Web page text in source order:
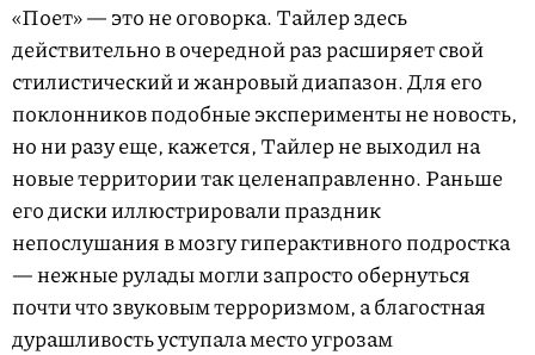
«Поет» — это не оговорка. Тайлер здесь
действительно в очередной раз расширяет свой
стилистический и жанровый диапазон. Для его
поклонников подобные эксперименты не новость,
но ни разу еще, кажется, Тайлер не выходил на
новые территории так целенаправленно. Раньше
его диски иллюстрировали праздник
непослушания в мозгу гиперактивного подростка
— нежные рулады могли запросто обернуться
почти что звуковым терроризмом, а благостная
дурашливость уступала место угрозам